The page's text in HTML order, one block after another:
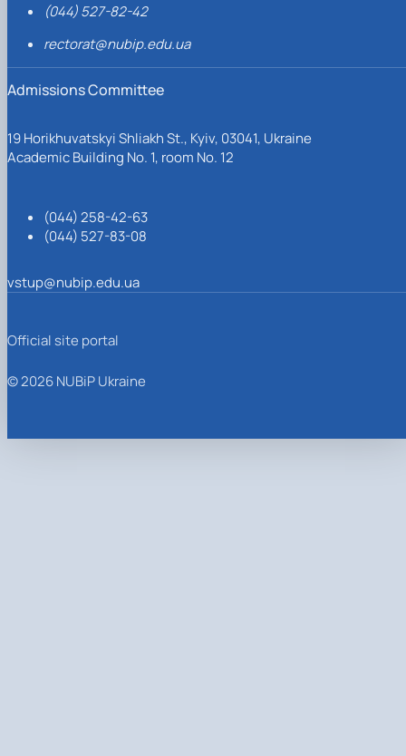
(044) 527-82-42
rectorat@nubip.edu.ua
Admissions Committee
19 Horikhuvatskyi Shliakh St., Kyiv, 03041, Ukraine
Academic Building No. 1, room No. 12
(044) 258-42-63
(044) 527-83-08
vstup@nubip.edu.ua
Official site portal
© 2026 NUBiP Ukraine